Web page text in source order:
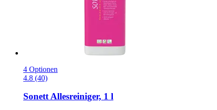
4 Optionen
4.8 (40)
SonettAllesreiniger, 1 l